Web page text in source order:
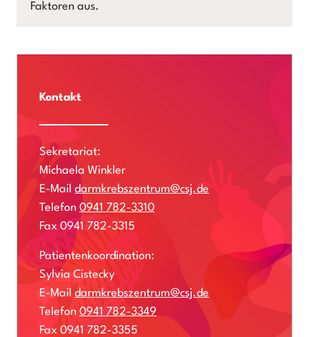
Faktoren aus.
Kontakt
Sekretariat:
Michaela Winkler
E-Mail darmkrebszentrum@csj.de
Telefon 0941 782-3310
Fax 0941 782-3315
Patientenkoordination:
Sylvia Cistecky
E-Mail darmkrebszentrum@csj.de
Telefon 0941 782-3349
Fax 0941 782-3355